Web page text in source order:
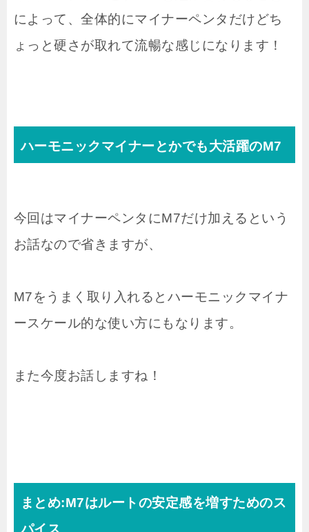
によって、全体的にマイナーペンタだけどち
ょっと硬さが取れて流暢な感じになります！
ハーモニックマイナーとかでも大活躍のM7
今回はマイナーペンタにM7だけ加えるという
お話なので省きますが、
M7をうまく取り入れるとハーモニックマイナ
ースケール的な使い方にもなります。
また今度お話しますね！
まとめ:M7はルートの安定感を増すためのス
パイス